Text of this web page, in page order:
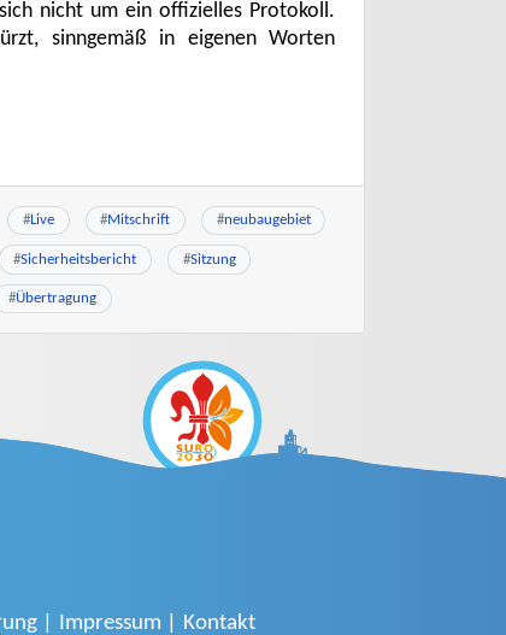
nicht um ein offizielles Protokoll.
sinngemäß in eigenen Worten
#Live #Mitschrift #neubaugebiet
#Sicherheitsbericht #Sitzung
#Übertragung
Impressum Kontakt